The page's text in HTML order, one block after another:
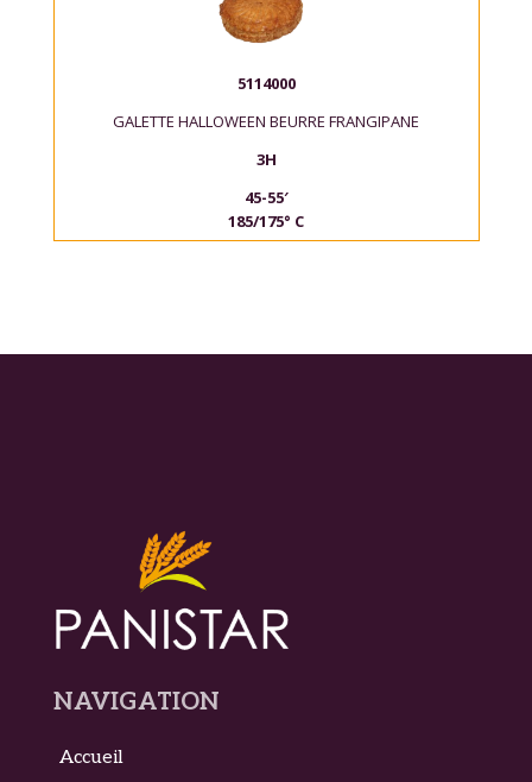
5114000
GALETTE HALLOWEEN BEURRE FRANGIPANE
3H
45-55′
185/175° C
NAVIGATION
Accueil